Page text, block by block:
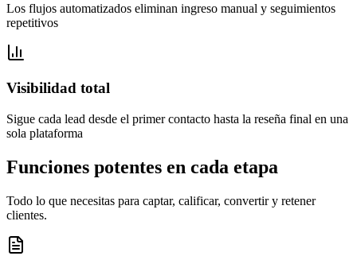
Los flujos automatizados eliminan ingreso manual y seguimientos
repetitivos
Visibilidad total
Sigue cada lead desde el primer contacto hasta la reseña final en una
sola plataforma
Funciones potentes en cada etapa
Todo lo que necesitas para captar, calificar, convertir y retener
clientes.